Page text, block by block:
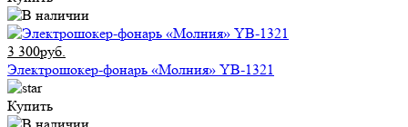
3 300руб.
Электрошокер-фонарь «Молния» YB-1321
Купить